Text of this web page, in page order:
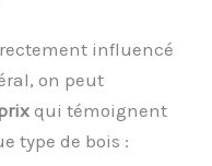
influencé
on peut
qui témoignent
type de bois :